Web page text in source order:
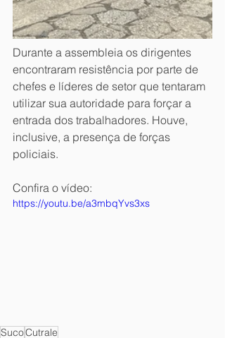
Durante a assembleia os dirigentes
encontraram resistência por parte de
chefes e líderes de setor que tentaram
utilizar sua autoridade para forçar a
entrada dos trabalhadores. Houve,
inclusive, a presença de forças
policiais.
Confira o vídeo:
https://youtu.be/a3mbqYvs3xs
SucoCutrale